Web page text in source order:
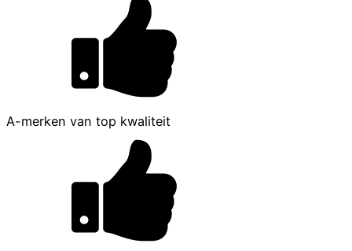
A-merken van top kwaliteit